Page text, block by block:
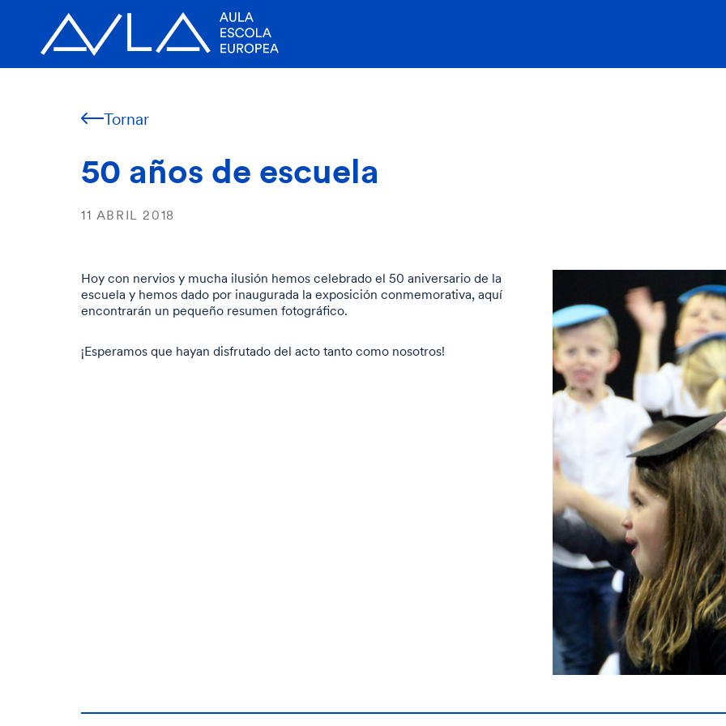
Tornar
50 años de escuela
11 ABRIL 2018
Hoy con nervios y mucha ilusión hemos celebrado el 50 aniversario de la
escuela y hemos dado por inaugurada la exposición conmemorativa, aquí
encontrarán un pequeño resumen fotográfico.
¡Esperamos que hayan disfrutado del acto tanto como nosotros!